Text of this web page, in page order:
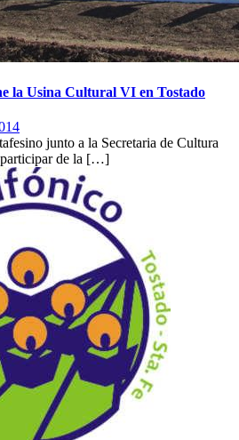
la Usina Cultural VI en Tostado
junto a la Secretaria de Cultura
participar de la […]